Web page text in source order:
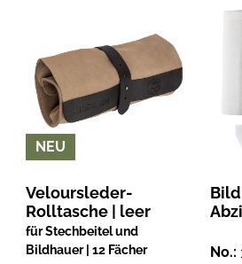
NEU
Veloursleder-
Rolltasche | leer
für Stechbeitel und
Bildhauer | 12 Fächer
No.: